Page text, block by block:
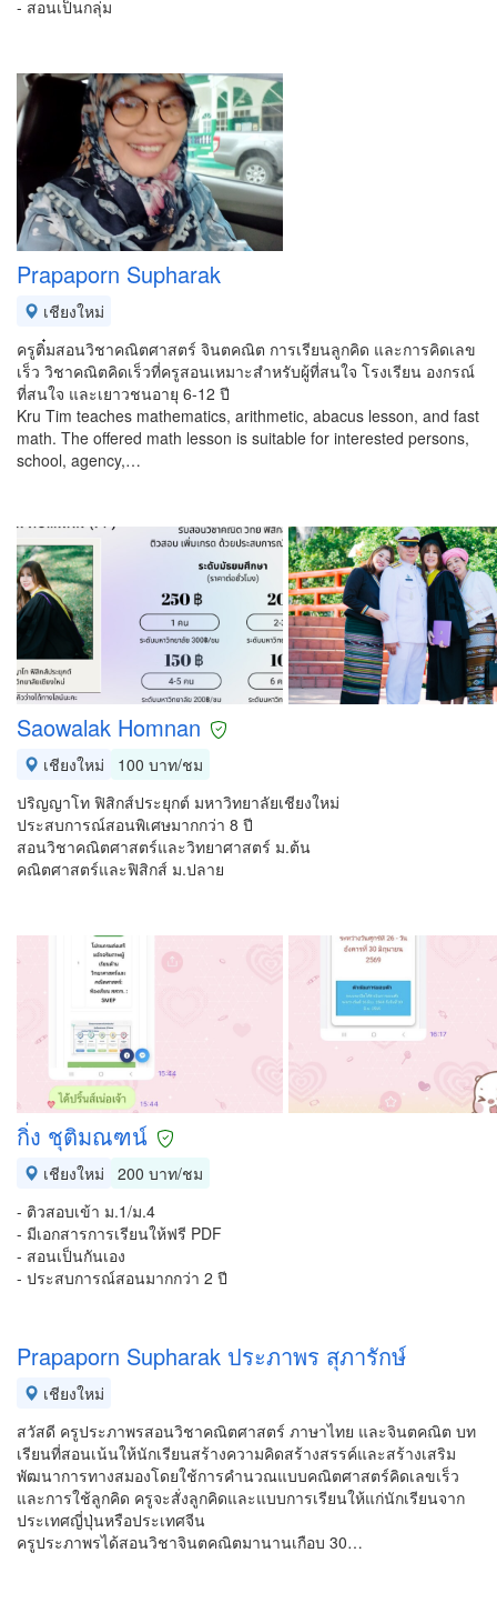
- สอนเป็นกลุ่ม
Prapaporn Supharak
เชียงใหม่
ครูติ๋มสอนวิชาคณิตศาสตร์ จินตคณิต การเรียนลูกคิด และการคิดเลข
เร็ว วิชาคณิตคิดเร็วที่ครูสอนเหมาะสำหรับผู้ที่สนใจ โรงเรียน องกรณ์
ที่สนใจ และเยาวชนอายุ 6-12 ปี
Kru Tim teaches mathematics, arithmetic, abacus lesson, and fast
math. The offered math lesson is suitable for interested persons,
school, agency,…
Saowalak Homnan
เชียงใหม่
100 บาท/ชม
ปริญญาโท ฟิสิกส์ประยุกต์ มหาวิทยาลัยเชียงใหม่
ประสบการณ์สอนพิเศษมากกว่า 8 ปี
สอนวิชาคณิตศาสตร์และวิทยาศาสตร์ ม.ต้น
คณิตศาสตร์และฟิสิกส์ ม.ปลาย
กิ่ง ชุติมณฑน์
เชียงใหม่
200 บาท/ชม
- ติวสอบเข้า ม.1/ม.4
- มีเอกสารการเรียนให้ฟรี PDF
- สอนเป็นกันเอง
- ประสบการณ์สอนมากกว่า 2 ปี
Prapaporn Supharak ประภาพร สุภารักษ์
เชียงใหม่
สวัสดี ครูประภาพรสอนวิชาคณิตศาสตร์ ภาษาไทย และจินตคณิต บท
เรียนที่สอนเน้นให้นักเรียนสร้างความคิดสร้างสรรค์และสร้างเสริม
พัฒนาการทางสมองโดยใช้การคำนวณแบบคณิตศาสตร์คิดเลขเร็ว
และการใช้ลูกคิด ครูจะสั่งลูกคิดและแบบการเรียนให้แก่นักเรียนจาก
ประเทศญี่ปุ่นหรือประเทศจีน
ครูประภาพรได้สอนวิชาจินตคณิตมานานเกือบ 30…